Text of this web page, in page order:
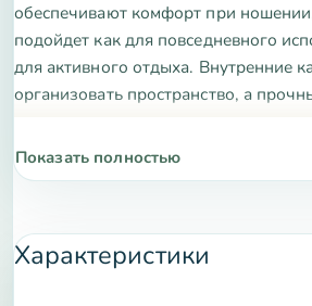
обеспечивают комфорт при
подойдет как для повседневного
для активного отдыха. Внутренние
организовать пространство, а
Характеристики рюкзака включают в
Приобретая эко рюкзак из конопли,
Показать полностью
Характеристики